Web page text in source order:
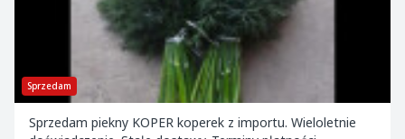
Sprzedam
Sprzedam piekny KOPER koperek z importu. Wieloletnie